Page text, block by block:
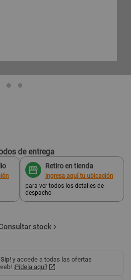
de entrega
Retiro en tienda
Ingresa aquí tu ubicación
para ver todos los detalles de
despacho
stock
y accede a todas las ofertas
¡Pídela aquí!